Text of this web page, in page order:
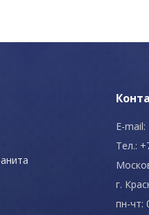
E-mail:
Тел.:
г.
пн-чт: